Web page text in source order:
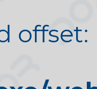
offset: